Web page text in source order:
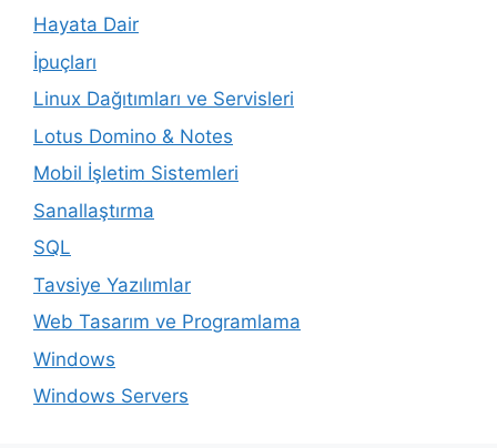
Hayata Dair
İpuçları
Linux Dağıtımları ve Servisleri
Lotus Domino & Notes
Mobil İşletim Sistemleri
Sanallaştırma
SQL
Tavsiye Yazılımlar
Web Tasarım ve Programlama
Windows
Windows Servers